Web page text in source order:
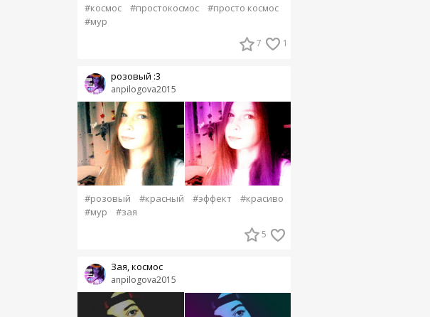
#космос #простокосмос
#просто космос
#мур
7 1
anpilogova2015
розовый :3
#розовый #красный #эффект
#красиво
#мур
#зая
5
anpilogova2015
Зая, космос